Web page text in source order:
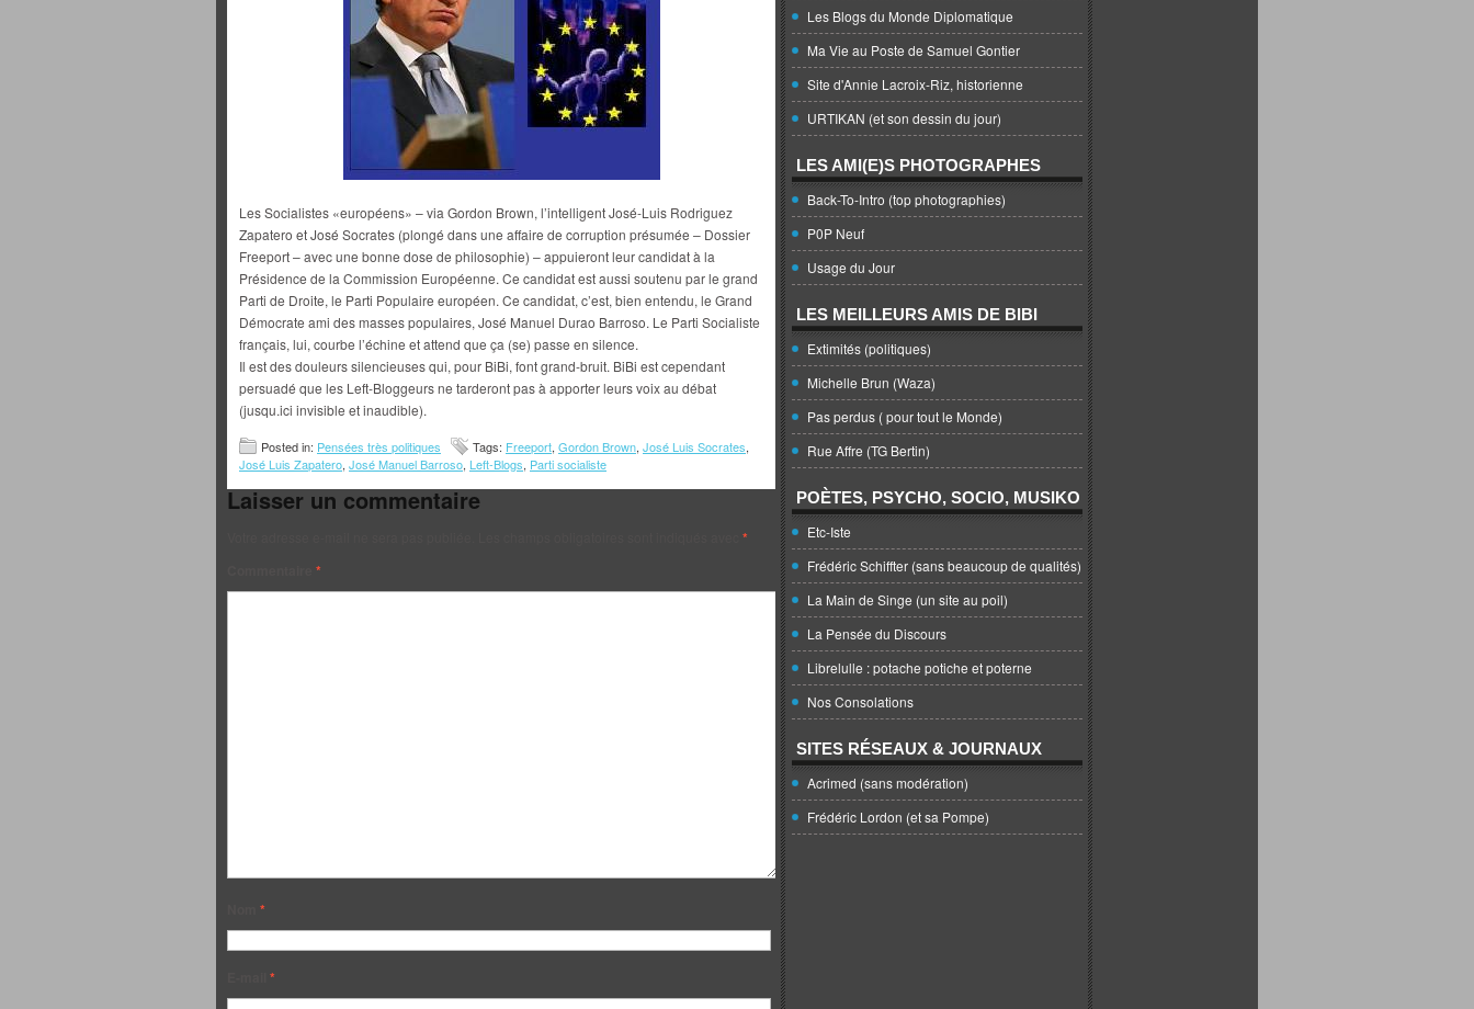
Les Socialistes «européens» – via Gordon Brown, l’intelligent José-Luis Rodriguez
Zapatero et José Socrates (plongé dans une affaire de corruption présumée – Dossier
Freeport – avec une bonne dose de philosophie) – appuieront leur candidat à la
Présidence de la Commission Européenne. Ce candidat est aussi soutenu par le grand
Parti de Droite, le Parti Populaire européen. Ce candidat, c’est, bien entendu, le Grand
Démocrate ami des masses populaires, José Manuel Durao Barroso. Le Parti Socialiste
français, lui, courbe l’échine et attend que ça (se) passe en silence.
Il est des douleurs silencieuses qui, pour BiBi, font grand-bruit. BiBi est cependant
persuadé que les Left-Bloggeurs ne tarderont pas à apporter leurs voix au débat
(jusqu.ici invisible et inaudible).
Posted in: Pensées très politiques Tags: Freeport, Gordon Brown, José Luis Socrates,
José Luis Zapatero, José Manuel Barroso, Left-Blogs, Parti socialiste
Laisser un commentaire
*
*
*
*
Les Blogs du Monde Diplomatique
Ma Vie au Poste de Samuel Gontier
Site d'Annie Lacroix-Riz, historienne
URTIKAN (et son dessin du jour)
LES AMI(E)S PHOTOGRAPHES
Back-To-Intro (top photographies)
P0P Neuf
Usage du Jour
LES MEILLEURS AMIS DE BIBI
Extimités (politiques)
Michelle Brun (Waza)
Pas perdus ( pour tout le Monde)
Rue Affre (TG Bertin)
POÈTES, PSYCHO, SOCIO, MUSIKO
Etc-Iste
Frédéric Schiffter (sans beaucoup de qualités)
La Main de Singe (un site au poil)
La Pensée du Discours
Librelulle : potache potiche et poterne
Nos Consolations
SITES RÉSEAUX & JOURNAUX
Acrimed (sans modération)
Frédéric Lordon (et sa Pompe)